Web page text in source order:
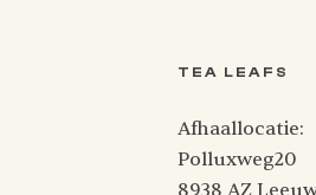
TEA LEAFS
Afhaallocatie:
Polluxweg20
8938 AZ